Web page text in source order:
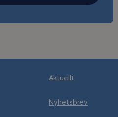
Aktuellt
Nyhetsbrev